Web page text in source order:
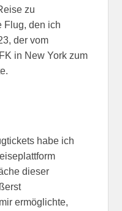
zu
Flug, den ich
der vom
in New York zum
habe ich
dieser
ermöglichte,